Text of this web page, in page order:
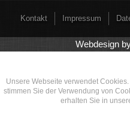
Kontakt Impressum
Webdesign
Unsere Webseite verwendet
stimmen Sie der Verwendung von
erhalten Sie in